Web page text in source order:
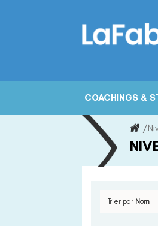
Skip
to
COACHINGS &
/
Trier par Nom